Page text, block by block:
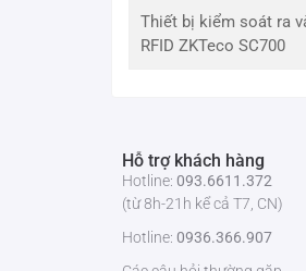
Thiết bị kiểm soát ra
RFID ZKTeco SC700
Hỗ trợ khách hàng
Hotline: 093.6611.372
(từ 8h-21h kể cả T7, CN)
Hotline: 0936.366.907